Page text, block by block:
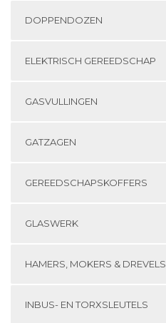
DOPPENDOZEN
ELEKTRISCH GEREEDSCHAP
GASVULLINGEN
GATZAGEN
GEREEDSCHAPSKOFFERS
GLASWERK
HAMERS, MOKERS & DREVELS
INBUS- EN TORXSLEUTELS